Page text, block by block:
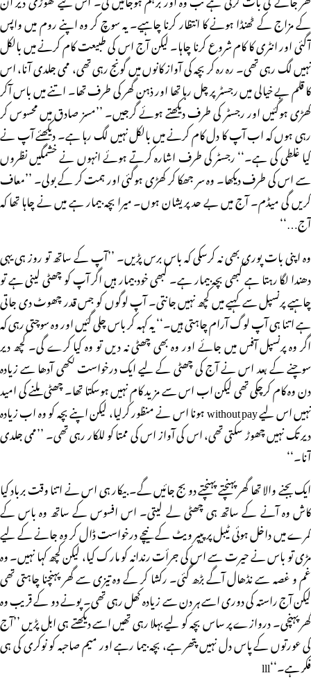
کے مزاج کے ٹھنڈا ہونے کا انتظار کرنا چاہیے۔ یہ سوچ کر وہ اپنے روم میں واپس
آگئی اور انٹری کا کام شروع کرنا چاہا۔ لیکن آج اس کی طبیعت کام کرنے میں بالکل
نہیں لگ رہی تھی۔ رہ رہ کر بچہ کی آواز کانوں میں گونج رہی تھی، ممی جلدی آنا، اس
کا قلم بے خیالی میں رجسٹر پر چل رہا تھا اور ذہن گھر کی طرف تھا۔ اتنے میں باس آکر
کھڑی ہوگئیں اور رجسٹر کی طرف دیکھتے ہوئے گرجیں۔ ’’مسز صادق میں محسوس کر
رہی ہوں کہ اب آپ کا دل کام کرنے میں بالکل نہیں لگ رہا ہے۔ دیکھئے آپ نے
کیا غلطی کی ہے۔‘‘ رجسٹر کی طرف اشارہ کرتے ہوئے انہوں نے خشمگیں نظروں
سے اس کی طرف دیکھا۔ وہ سر جھکا کر کھڑی ہوگئی اور ہمت کر کے بولی۔ ’’معاف
کریں گی میڈم۔ آج میں بے حد پریشان ہوں۔ میرا بچہ بیمار ہے میں نے چاہا تھا کہ
آج…‘‘
وہ اپنی بات پوری بھی نہ کرسکی کہ باس برس پڑیں۔ ’’آپ کے ساتھ تو روز ہی یہی
دھندا لگا رہتا ہے کبھی بچہ بیمار ہے۔ کبھی خود بیمار ہیں اگر آپ کو چھٹی لینی ہے تو
چاہیے پرنسپل سے کہیے میں کچھ نہیں جانتی۔ آپ لوگوں کو جس قدر چھوٹ دی جاتی
ہے اتنا ہی آپ لوگ آرام چاہتی ہیں۔‘‘ یہ کہہ کر باس چلی گئیں اور وہ سوچتی رہی کہ
اگر وہ پرنسپل آفس میں جائے اور وہ بھی چھٹی نہ دیں تو وہ کیا کرے گی۔ کچھ دیر
سوچنے کے بعد اس نے آج کی چھٹی کے لیے ایک درخواست لکھی آدھا سے زیادہ
دن وہ کام کرچکی تھی لیکن اب اس سے مزید کام نہیں ہوسکتا تھا۔ چھٹی ملنے کی امید
نہیں اس لیے without pay ہونا اس نے منظور کرلیا، لیکن اپنے بچہ کو وہ اب زیادہ
دیر تک نہیں چھوڑ سکتی تھی، اس کی آواز اس کی ممتا کو للکار رہی تھی۔ ’’ممی جلدی
آنا۔‘‘
ایک بجنے والا تھا گھر پہنچتے پہنچتے دو بج جائیں گے۔ بیکار ہی اس نے اتنا وقت برباد کیا
کاش وہ آنے کے ساتھ ہی چھٹی لے لیتی۔ اس افسوس کے ساتھ وہ باس کے
کمرے میں داخل ہوئی ٹیبل پر پیپر ویٹ کے نیچے درخواست ڈال کر وہ جانے کے لیے
مڑی تو باس نے حیرت سے اس کی جرأت رندانہ کو مارک کیا، لیکن کچھ کہا نہیں۔ وہ
غم و غصہ سے نڈھال آگے بڑھ گئی۔ رکشا کر کے وہ تیزی سے گھر پہنچنا چاہتی تھی
لیکن آج راستہ کی دوری اسے ہر دن سے زیادہ کھل رہی تھی۔ پونے دو کے قریب وہ
گھر پہنچی۔ دروازے پر ساس بچہ کو لیے بہلا رہی تھیں اسے دیکھتے ہی ابل پڑیں ’’آج
کی عورتوں کے پاس دل نہیں پتھر ہے، بچہ بیما رہے اور میم صاحبہ کو نوکری کی ہی
فکر ہے۔‘‘lll